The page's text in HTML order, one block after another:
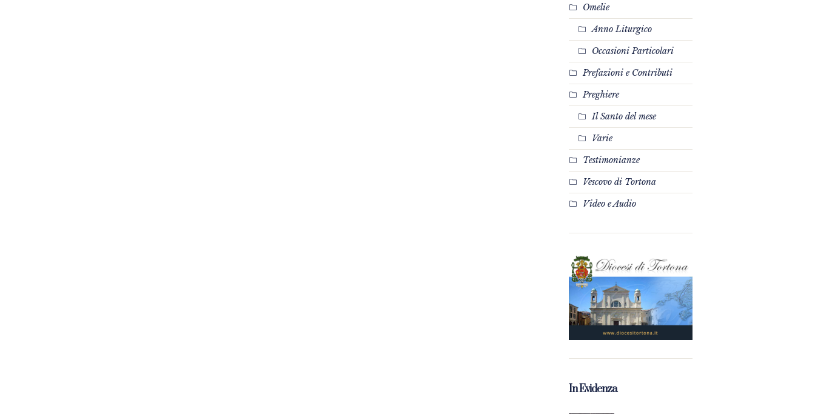
Omelie
Anno Liturgico
Occasioni Particolari
Prefazioni e Contributi
Preghiere
Il Santo del mese
Varie
Testimonianze
Vescovo di Tortona
Video e Audio
In Evidenza